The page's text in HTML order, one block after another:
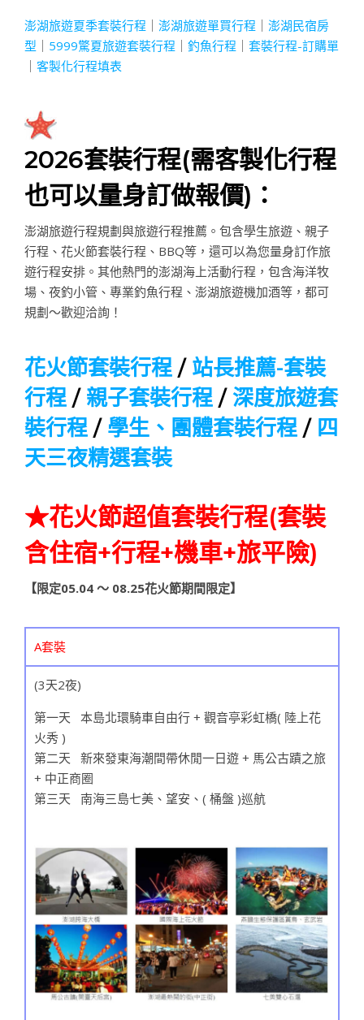
澎湖旅遊夏季套裝行程 ｜ 澎湖旅遊單買行程 ｜ 澎湖民宿房
型 ｜ 5999驚夏旅遊套裝行程 ｜ 釣魚行程 ｜ 套裝行程-訂購單
｜ 客製化行程填表
2026套裝行程(需客製化行程
也可以量身訂做報價) ：
澎湖旅遊行程規劃與旅遊行程推薦。包含學生旅遊、親子
行程、花火節套裝行程、BBQ等，還可以為您量身訂作旅
遊行程安排。其他熱門的澎湖海上活動行程，包含海洋牧
場、夜釣小管、專業釣魚行程、澎湖旅遊機加酒等，都可
規劃～歡迎洽詢！
花火節套裝行程 / 站長推薦-套裝
行程 / 親子套裝行程 /深度旅遊套
裝行程 / 學生、團體套裝行程 / 四
天三夜精選套裝
★花火節超值套裝行程(套裝
含住宿+行程+機車+旅平險)
【限定05.04 ～ 08.25花火節期間限定】
A套裝
(3天2夜)
第一天 本島北環騎車自由行 + 觀音亭彩虹橋( 陸上花
火秀 )
第二天 新來發東海潮間帶休閒一日遊 + 馬公古蹟之旅
+ 中正商圈
第三天 南海三島七美、望安、( 桶盤 )巡航